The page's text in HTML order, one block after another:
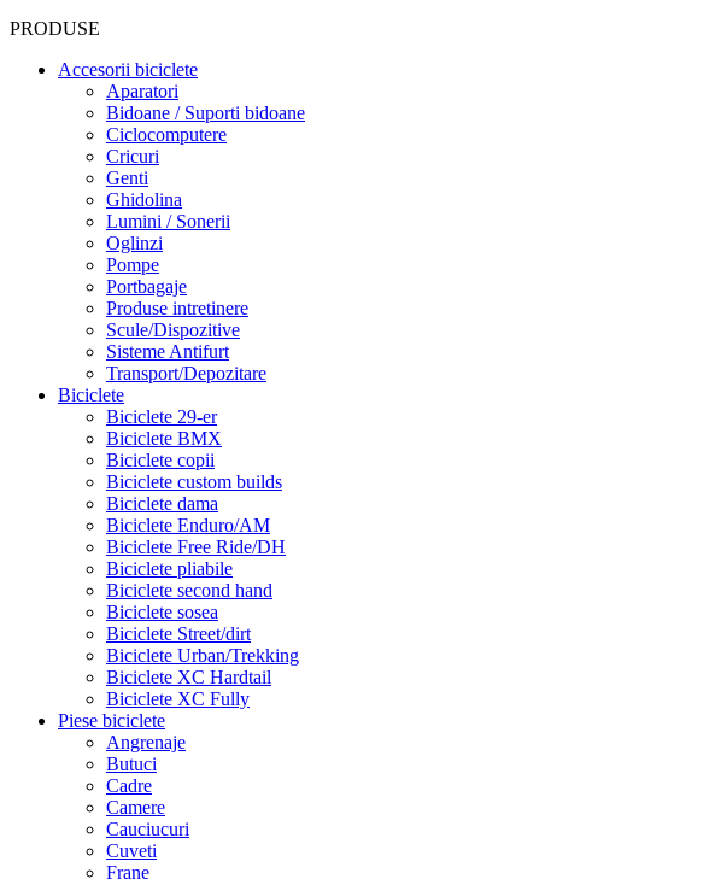
PRODUSE
Accesorii biciclete
Aparatori
Bidoane / Suporti bidoane
Ciclocomputere
Cricuri
Genti
Ghidolina
Lumini / Sonerii
Oglinzi
Pompe
Portbagaje
Produse intretinere
Scule/Dispozitive
Sisteme Antifurt
Transport/Depozitare
Biciclete
Biciclete 29-er
Biciclete BMX
Biciclete copii
Biciclete custom builds
Biciclete dama
Biciclete Enduro/AM
Biciclete Free Ride/DH
Biciclete pliabile
Biciclete second hand
Biciclete sosea
Biciclete Street/dirt
Biciclete Urban/Trekking
Biciclete XC Hardtail
Biciclete XC Fully
Piese biciclete
Angrenaje
Butuci
Cadre
Camere
Cauciucuri
Cuveti
Frane